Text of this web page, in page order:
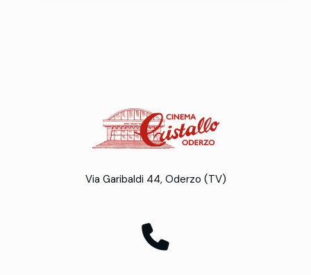
Via Garibaldi 44, Oderzo (TV)